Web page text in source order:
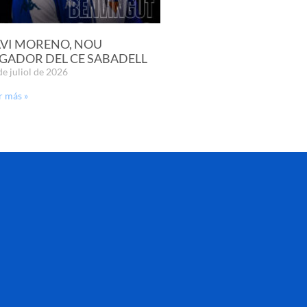
MORENO, NOU
DEL CE SABADELL
juliol de 2026
más »